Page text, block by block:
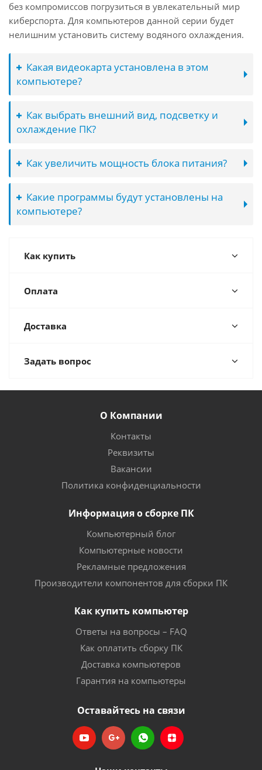
без компромиссов погрузиться в увлекательный мир
киберспорта. Для компьютеров данной серии будет
нелишним установить систему водяного охлаждения.
Какая видеокарта установлена в этом
компьютере?
Как выбрать внешний вид, подсветку и
охлаждение ПК?
Как увеличить мощность блока питания?
Какие программы будут установлены на
компьютере?
Как купить
Оплата
Доставка
Задать вопрос
О Компании
Контакты
Реквизиты
Вакансии
Политика конфиденциальности
Информация о сборке ПК
Компьютерный блог
Компьютерные новости
Рекламные предложения
Производители компонентов для сборки ПК
Как купить компьютер
Ответы на вопросы – FAQ
Как оплатить сборку ПК
Доставка компьютеров
Гарантия на компьютеры
Оставайтесь на связи